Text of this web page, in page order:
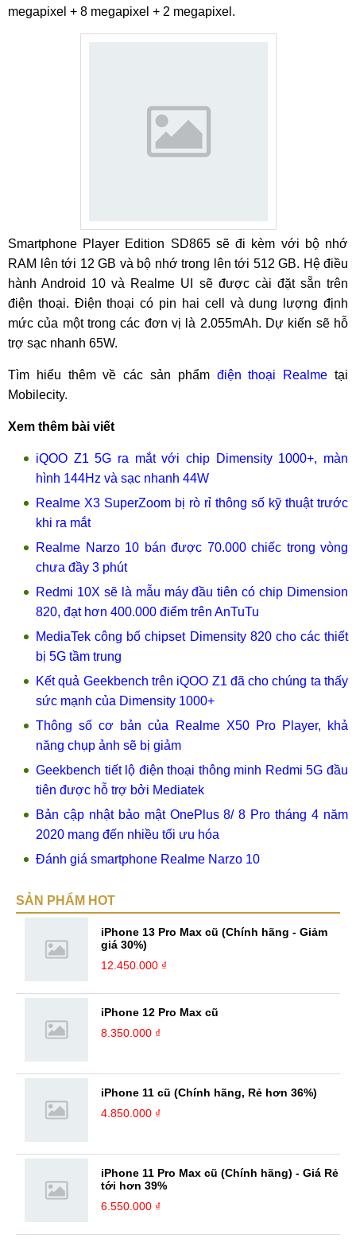
megapixel + 8 megapixel + 2 megapixel.
Smartphone Player Edition SD865 sẽ đi kèm với bộ nhớ
RAM lên tới 12 GB và bộ nhớ trong lên tới 512 GB. Hệ điều
hành Android 10 và Realme UI sẽ được cài đặt sẵn trên
điện thoại. Điện thoại có pin hai cell và dung lượng định
mức của một trong các đơn vị là 2.055mAh. Dự kiến ​​sẽ hỗ
trợ sạc nhanh 65W.
Tìm hiểu thêm về các sản phẩm điện thoại Realme tại
Mobilecity.
Xem thêm bài viết
iQOO Z1 5G ra mắt với chip Dimensity 1000+, màn
hình 144Hz và sạc nhanh 44W
Realme X3 SuperZoom bị rò rỉ thông số kỹ thuật trước
khi ra mắt
Realme Narzo 10 bán được 70.000 chiếc trong vòng
chưa đầy 3 phút
Redmi 10X sẽ là mẫu máy đầu tiên có chip Dimension
820, đạt hơn 400.000 điểm trên AnTuTu
MediaTek công bố chipset Dimensity 820 cho các thiết
bị 5G tầm trung
Kết quả Geekbench trên iQOO Z1 đã cho chúng ta thấy
sức mạnh của Dimensity 1000+
Thông số cơ bản của Realme X50 Pro Player, khả
năng chụp ảnh sẽ bị giảm
Geekbench tiết lộ điện thoại thông minh Redmi 5G đầu
tiên được hỗ trợ bởi Mediatek
Bản cập nhật bảo mật OnePlus 8/ 8 Pro tháng 4 năm
2020 mang đến nhiều tối ưu hóa
Đánh giá smartphone Realme Narzo 10
SẢN PHẨM HOT
iPhone 13 Pro Max cũ (Chính hãng - Giảm
giá 30%)
12.450.000 ₫
iPhone 12 Pro Max cũ
8.350.000 ₫
iPhone 11 cũ (Chính hãng, Rẻ hơn 36%)
4.850.000 ₫
iPhone 11 Pro Max cũ (Chính hãng) - Giá Rẻ
tới hơn 39%
6.550.000 ₫